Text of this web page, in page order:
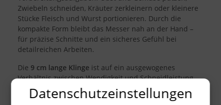
Zwiebeln schneiden, Kräuter zerkleinern oder kleinere
Stücke Fleisch und Wurst portionieren. Durch die
kompakte Form bleibt das Messer nah an der Hand –
für präzise Schnitte und ein sicheres Gefühl bei
detailreichen Arbeiten.
Die 9 cm lange Klinge ist auf ein ausgewogenes
Verhältnis zwischen Wendigkeit und Schneidleistung
ausgelegt. Sie gleitet kontrolliert durch weiche und
mittelharte Lebensmittel und unterstützt exakte
Datenschutzeinstellungen